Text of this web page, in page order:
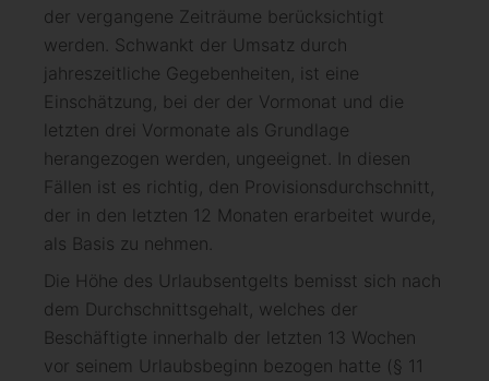
der vergangene Zeiträume berücksichtigt
werden. Schwankt der Umsatz durch
jahreszeitliche Gegebenheiten, ist eine
Einschätzung, bei der der Vormonat und die
letzten drei Vormonate als Grundlage
herangezogen werden, ungeeignet. In diesen
Fällen ist es richtig, den Provisionsdurchschnitt,
der in den letzten 12 Monaten erarbeitet wurde,
als Basis zu nehmen.
Die Höhe des Urlaubsentgelts bemisst sich nach
dem Durchschnittsgehalt, welches der
Beschäftigte innerhalb der letzten 13 Wochen
vor seinem Urlaubsbeginn bezogen hatte (§ 11